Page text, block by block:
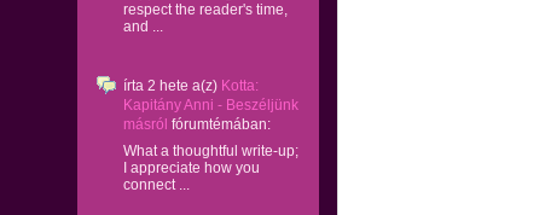
respect the reader's time,
and ...
írta 2 hete a(z) Kotta:
Kapitány Anni - Beszéljünk
másról fórumtémában:
What a thoughtful write-up;
I appreciate how you
connect ...